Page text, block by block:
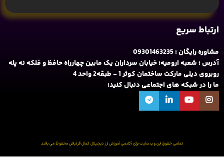
ارتباط سریع
مشاوره رایگان : 09301463235
آدرس : شعبه ارومیه: خیابان سرداران یک مابین چهارراه حافظ و فلکه نه پله
روبروی دیلی مارکت ساختمان کوثر 1 - طبقه2 واحد 4
ما را در شبکه های اجتماعی دنبال کنید:
تمامی حقوق این وب سایت برای آکادمی آموزش ارز دیجیتال کمال قزلباش محفوظ می باشد